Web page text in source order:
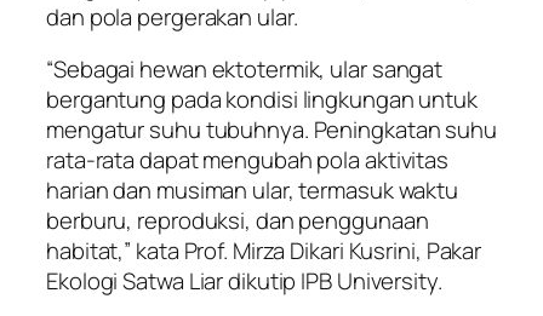
dan pola pergerakan ular.
“Sebagai hewan ektotermik, ular sangat
bergantung pada kondisi lingkungan untuk
mengatur suhu tubuhnya. Peningkatan suhu
rata-rata dapat mengubah pola aktivitas
harian dan musiman ular, termasuk waktu
berburu, reproduksi, dan penggunaan
habitat,” kata Prof. Mirza Dikari Kusrini, Pakar
Ekologi Satwa Liar dikutip IPB University.